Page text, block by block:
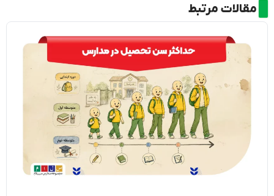
مقالات مرتبط